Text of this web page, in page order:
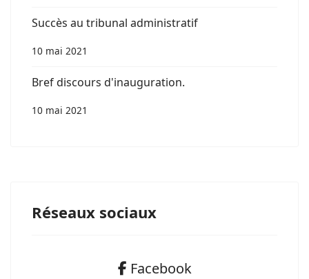
Succès au tribunal administratif
10 mai 2021
Bref discours d'inauguration.
10 mai 2021
Réseaux sociaux
Facebook
Facebook